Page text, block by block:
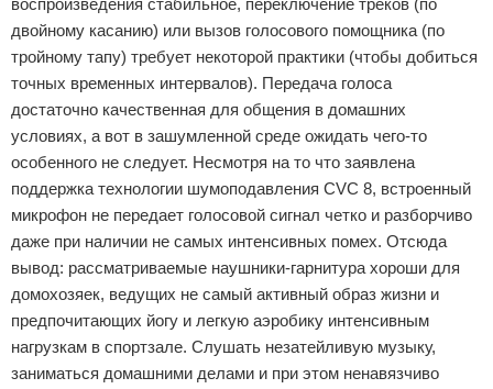
воспроизведения стабильное, переключение треков (по
двойному касанию) или вызов голосового помощника (по
тройному тапу) требует некоторой практики (чтобы добиться
точных временных интервалов). Передача голоса
достаточно качественная для общения в домашних
условиях, а вот в зашумленной среде ожидать чего-то
особенного не следует. Несмотря на то что заявлена
поддержка технологии шумоподавления CVC 8, встроенный
микрофон не передает голосовой сигнал четко и разборчиво
даже при наличии не самых интенсивных помех. Отсюда
вывод: рассматриваемые наушники-гарнитура хороши для
домохозяек, ведущих не самый активный образ жизни и
предпочитающих йогу и легкую аэробику интенсивным
нагрузкам в спортзале. Слушать незатейливую музыку,
заниматься домашними делами и при этом ненавязчиво